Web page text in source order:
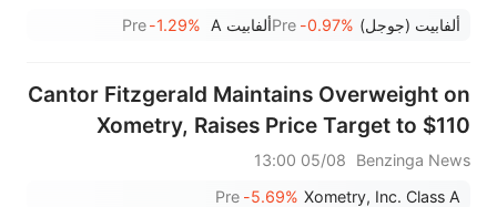
ألفابيت (جوجل) -0.97%
Preألفابيت A -1.29%
Pre
Cantor Fitzgerald Maintains Overweight on
Xometry, Raises Price Target to $110
Benzinga News
05/08 13:00
Xometry, Inc. Class A
-5.69%
Pre